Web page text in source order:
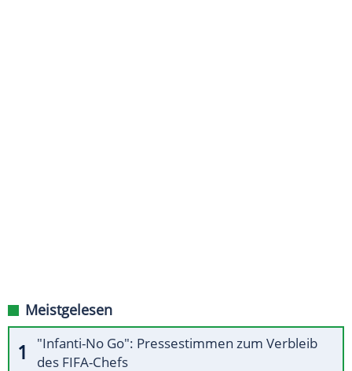
Meistgelesen
"Infanti-No Go": Pressestimmen zum Verbleib
des FIFA-Chefs